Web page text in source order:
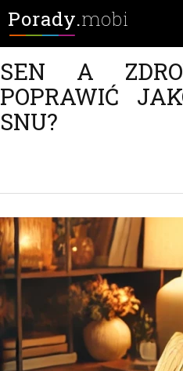
Porady.mobi
SEN A
POPRAWIĆ
SNU?